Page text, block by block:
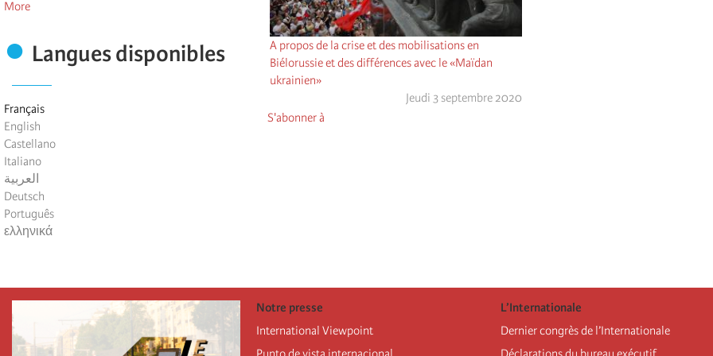
More
Langues disponibles
Français
English
Castellano
Italiano
العربية
Deutsch
Português
ελληνικά
A propos de la crise et des mobilisations en
Biélorussie et des différences avec le «Maïdan
ukrainien»
Jeudi 3 septembre 2020
S'abonner à
Notre presse
International Viewpoint
L’Internationale
Dernier congrès de l’Internationale